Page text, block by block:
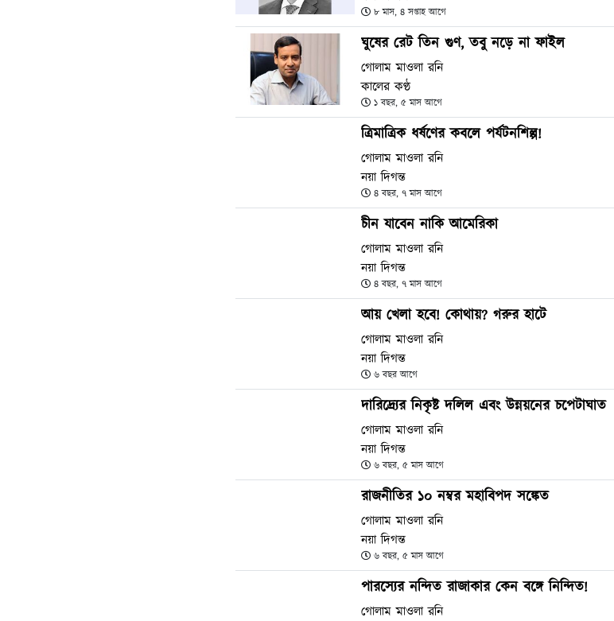
৮ মাস, ৪ সপ্তাহ আগে
ঘুষের রেট তিন গুণ, তবু নড়ে না ফাইল
গোলাম মাওলা রনি
কালের কণ্ঠ
১ বছর, ৫ মাস আগে
ত্রিমাত্রিক ধর্ষণের কবলে পর্যটনশিল্প!
গোলাম মাওলা রনি
নয়া দিগন্ত
৪ বছর, ৭ মাস আগে
চীন যাবেন নাকি আমেরিকা
গোলাম মাওলা রনি
নয়া দিগন্ত
৪ বছর, ৭ মাস আগে
আয় খেলা হবে! কোথায়? গরুর হাটে
গোলাম মাওলা রনি
নয়া দিগন্ত
৬ বছর আগে
দারিদ্র্যের নিকৃষ্ট দলিল এবং উন্নয়নের চপেটাঘাত
গোলাম মাওলা রনি
নয়া দিগন্ত
৬ বছর, ৫ মাস আগে
রাজনীতির ১০ নম্বর মহাবিপদ সঙ্কেত
গোলাম মাওলা রনি
নয়া দিগন্ত
৬ বছর, ৫ মাস আগে
পারস্যের নন্দিত রাজাকার কেন বঙ্গে নিন্দিত!
গোলাম মাওলা রনি